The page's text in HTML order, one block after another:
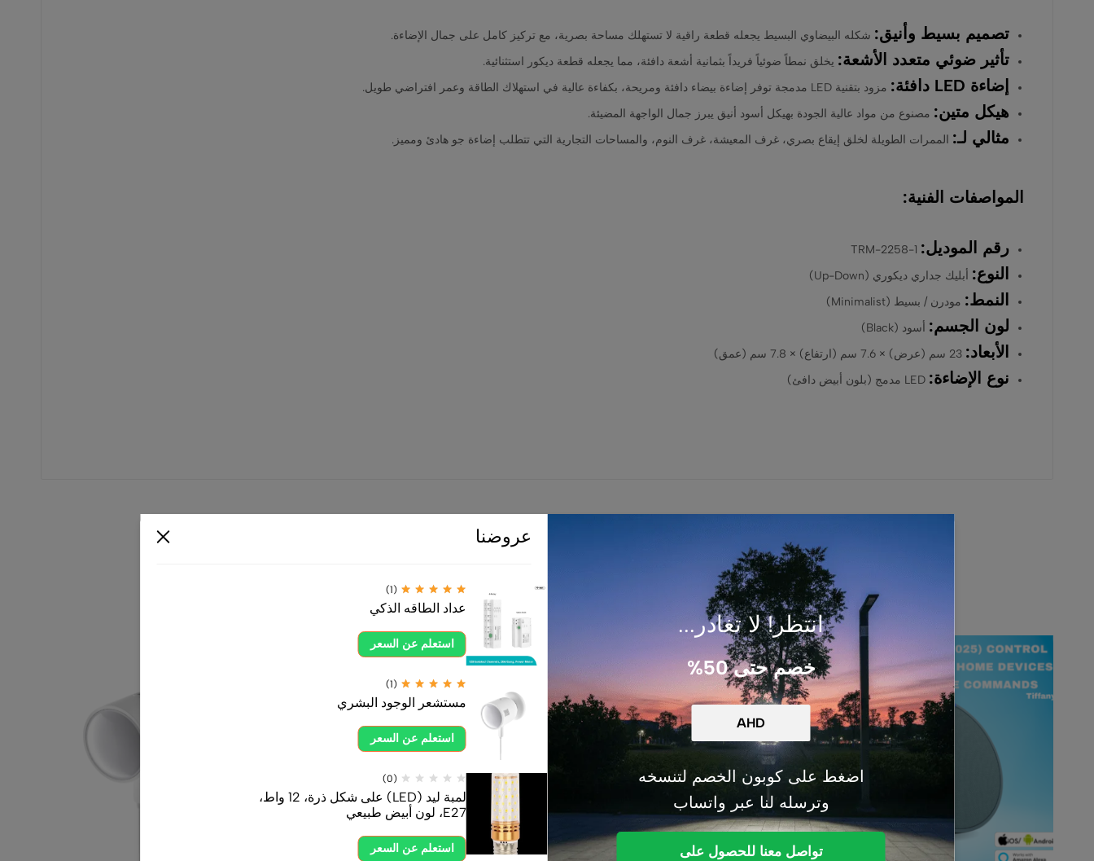
تصميم بسيط وأنيق: شكله البيضاوي البسيط يجعله قطعة راقية لا تستهلك مساحة بصرية، مع تركيز كامل على جمال الإضاءة.
تأثير ضوئي متعدد الأشعة: يخلق نمطاً ضوئياً فريداً بثمانية أشعة دافئة، مما يجعله قطعة ديكور استثنائية.
إضاءة LED دافئة: مزود بتقنية LED مدمجة توفر إضاءة بيضاء دافئة ومريحة، بكفاءة عالية في استهلاك الطاقة وعمر افتراضي طويل.
هيكل متين: مصنوع من مواد عالية الجودة بهيكل أسود أنيق يبرز جمال الواجهة المضيئة.
مثالي لـ: الممرات الطويلة لخلق إيقاع بصري، غرف المعيشة، غرف النوم، والمساحات التجارية التي تتطلب إضاءة جو هادئ ومميز.
المواصفات الفنية:
رقم الموديل:
النوع: أبليك جداري ديكوري (Up-Down)
النمط: مودرن / بسيط (Minimalist)
لون الجسم: أسود (Black)
الأبعاد: 23 سم (عرض) × 7.6 سم (ارتفاع) × 7.8 سم (عمق)
نوع الإضاءة: LED مدمج (بلون أبيض دافئ)
انتظر! لا تغادر...
خصم حتى 50%
اضغط على كوبون الخصم لتنسخه
وترسله لنا عبر واتساب
تواصل معنا للحصول على
عروضنا
(1)
عداد الطاقه الذكي
استعلم عن السعر
(1)
مستشعر الوجود البشري
استعلم عن السعر
(0)
لمبة ليد (LED) على شكل ذرة، 12 واط،
E27، لون أبيض طبيعي
استعلم عن السعر